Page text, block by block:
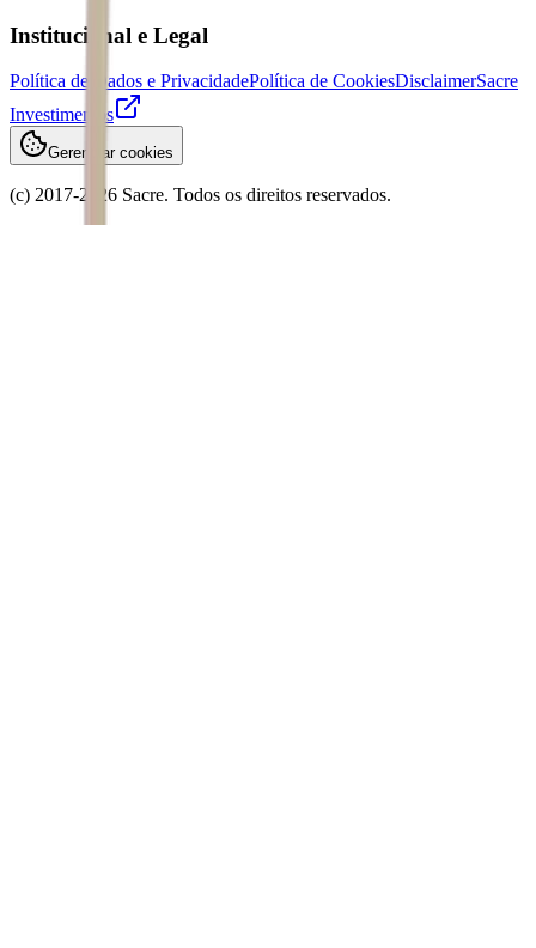
Institucional e Legal
Política de Dados e PrivacidadePolítica de CookiesDisclaimerSacre
Investimentos
Gerenciar cookies
(c) 2017-2026 Sacre. Todos os direitos reservados.